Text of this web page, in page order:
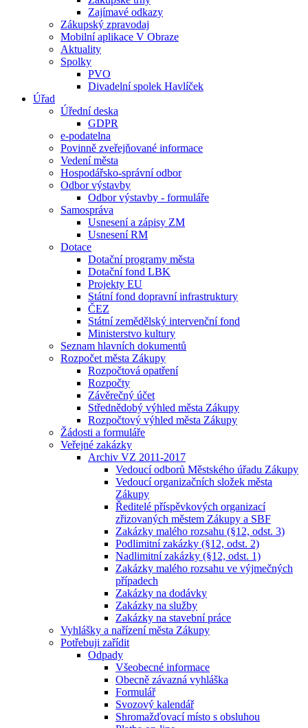
Zajímavé odkazy
Zákupský zpravodaj
Mobilní aplikace V Obraze
Aktuality
Spolky
PVO
Divadelní spolek Havlíček
Úřad
Úřední deska
GDPR
e-podatelna
Povinně zveřejňované informace
Vedení města
Hospodářsko-správní odbor
Odbor výstavby
Odbor výstavby - formuláře
Samospráva
Usnesení a zápisy ZM
Usnesení RM
Dotace
Dotační programy města
Dotační fond LBK
Projekty EU
Státní fond dopravní infrastruktury
ČEZ
Státní zemědělský intervenční fond
Ministerstvo kultury
Seznam hlavních dokumentů
Rozpočet města Zákupy
Rozpočtová opatření
Rozpočty
Závěrečný účet
Střednědobý výhled města Zákupy
Rozpočtový výhled města Zákupy
Žádosti a formuláře
Veřejné zakázky
Archiv VZ 2011-2017
Vedoucí odborů Městského úřadu Zákupy
Vedoucí organizačních složek města
Zákupy
Ředitelé příspěvkových organizací
zřizovaných městem Zákupy a SBF
Zakázky malého rozsahu (§12, odst. 3)
Podlimitní zakázky (§12, odst. 2)
Nadlimitní zakázky (§12, odst. 1)
Zakázky malého rozsahu ve výjmečných
případech
Zakázky na dodávky
Zakázky na služby
Zakázky na stavební práce
Vyhlášky a nařízení města Zákupy
Potřebuji zařídit
Odpady
Všeobecné informace
Obecně závazná vyhláška
Formulář
Svozový kalendář
Shromažďovací místo s obsluhou